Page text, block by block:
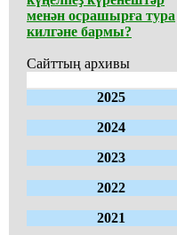
менән осрашырға тура
килгәне бармы?
Сайттың архивы
2025
2024
2023
2022
2021